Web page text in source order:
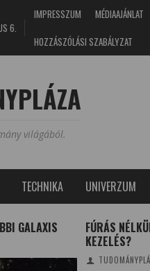
6.
IMPRESSZUM MÉDIAAJÁNLAT
HOZZÁSZÓLÁSI SZABÁLYZAT
világából.
TECHNIKA UNIVERZUM
GALAXIS
FÚRÁS
KEZELÉS?